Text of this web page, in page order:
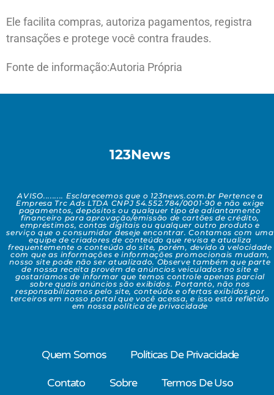
Ele facilita compras, autoriza pagamentos, registra
transações e protege você contra fraudes.
Fonte de informação:Autoria Própria
123News
AVISO......... Esclarecemos que o 123news.com.br Pertence a
Empresa Trc Ads LTDA CNPJ 54.552.784/0001-90 e não exige
pagamentos, depósitos ou qualquer tipo de adiantamento
financeiro para aprovação/emissão de cartões de crédito,
empréstimos, contas digitais ou qualquer outro produto e
serviço que o consumidor deseje encontrar. Contamos com uma
equipe de criadores de conteúdo que revisa e atualiza
frequentemente o conteúdo do site, porém, devido à velocidade
com que as informações e informações promocionais mudam,
nosso site pode não ser atualizado. Observe também que parte
de nossa receita provém de anúncios veiculados no site e
gostaríamos de informar que temos controle apenas parcial
sobre quais anúncios são exibidos. Portanto, não nos
responsabilizamos pelo site, conteúdo e ofertas exibidos por
terceiros em nosso portal que você acessa, e isso está refletido
em nossa política de privacidade
Quem Somos Políticas De Privacidade
Contato Sobre Termos De Uso